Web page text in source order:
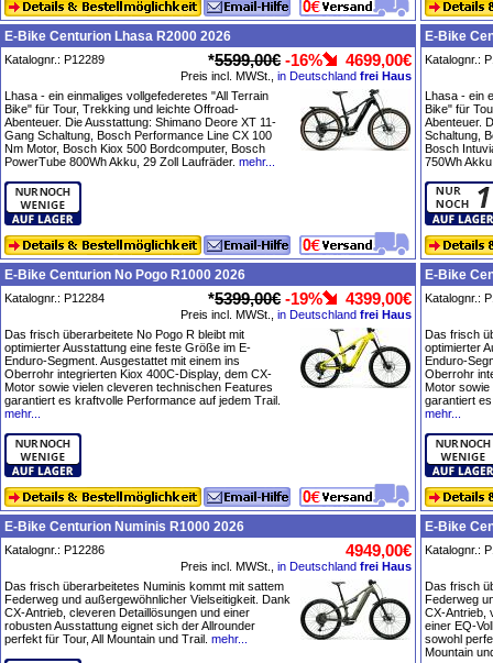
E-Bike Centurion Lhasa R2000 2026
Katalognr.: P12289 *5599,00€ -16% 4699,00€
Preis incl. MWSt., in Deutschland frei Haus
Lhasa - ein einmaliges vollgefederetes "All Terrain
Bike" für Tour, Trekking und leichte Offroad-
Abenteuer. Die Ausstattung: Shimano Deore XT 11-
Gang Schaltung, Bosch Performance Line CX 100
Nm Motor, Bosch Kiox 500 Bordcomputer, Bosch
PowerTube 800Wh Akku, 29 Zoll Laufräder. mehr...
E-Bike
Katalognr.:
Lhasa - ein
Bike" für
Abenteuer.
Schaltung,
Bosch
750Wh
E-Bike Centurion No Pogo R1000 2026
Katalognr.: P12284 *5399,00€ -19% 4399,00€
Preis incl. MWSt., in Deutschland frei Haus
Das frisch überarbeitete No Pogo R bleibt mit
optimierter Ausstattung eine feste Größe im E-
Enduro-Segment. Ausgestattet mit einem ins
Oberrohr integrierten Kiox 400C-Display, dem CX-
Motor sowie vielen cleveren technischen Features
garantiert es kraftvolle Performance auf jedem Trail.
mehr...
E-Bike
Katalognr.:
Das frisch
optimierter
Enduro-
Oberrohr
Motor
garantiert
mehr...
E-Bike Centurion Numinis R1000 2026
Katalognr.: P12286 4949,00€
Preis incl. MWSt., in Deutschland frei Haus
Das frisch überarbeitetes Numinis kommt mit sattem
Federweg und außergewöhnlicher Vielseitigkeit. Dank
CX-Antrieb, cleveren Detaillösungen und einer
robusten Ausstattung eignet sich der Allrounder
perfekt für Tour, All Mountain und Trail. mehr...
E-Bike
Katalognr.:
Das frisch
Federweg
CX-Antrieb,
einer EQ-
sowohl
Mountain